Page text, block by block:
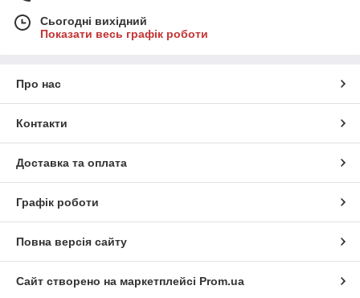
Сьогодні вихідний
Показати весь графік роботи
Про нас
Контакти
Доставка та оплата
Графік роботи
Повна версія сайту
Сайт створено на маркетплейсі Prom.ua